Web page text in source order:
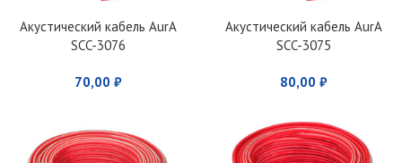
Акустический кабель AurA
SCC-3076
70,00 ₽
Акустический кабель AurA
SCC-3075
80,00 ₽